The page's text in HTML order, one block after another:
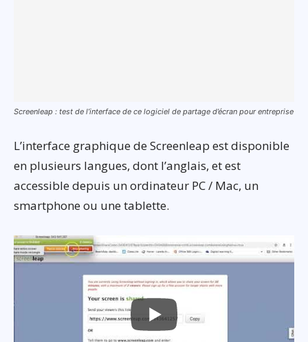
Screenleap : test de l’interface de ce logiciel de partage d’écran pour entreprise
L’interface graphique de Screenleap est disponible
en plusieurs langues, dont l’anglais, et est
accessible depuis un ordinateur PC / Mac, un
smartphone ou une tablette.